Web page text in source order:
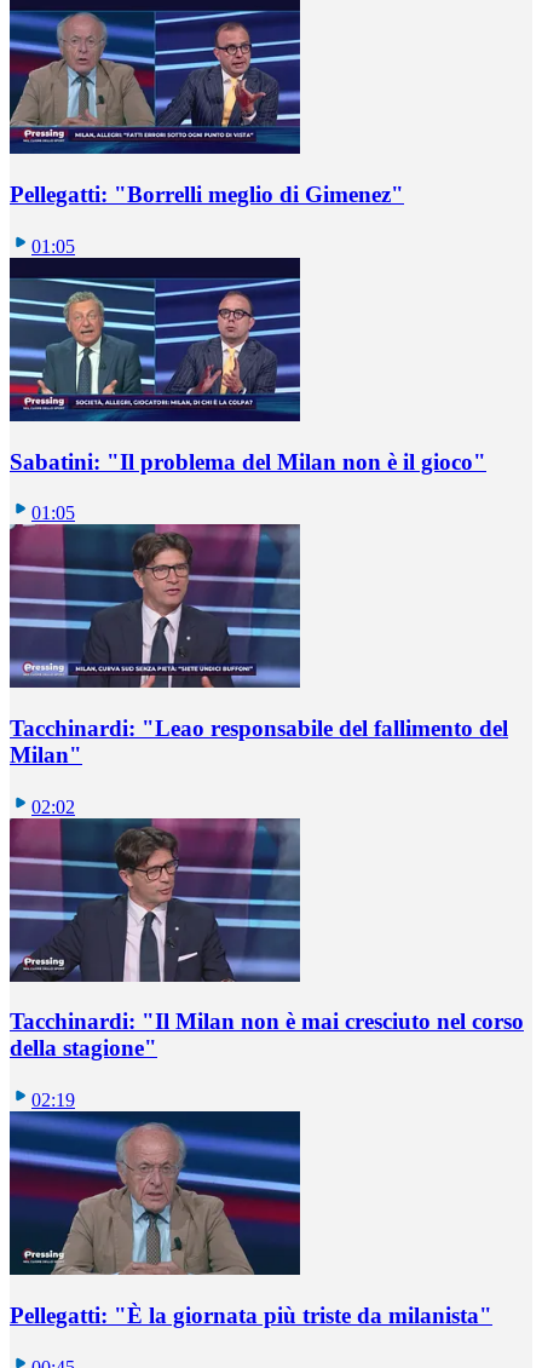
Pellegatti: "Borrelli meglio di Gimenez"
01:05
Sabatini: "Il problema del Milan non è il gioco"
01:05
Tacchinardi: "Leao responsabile del fallimento del
Milan"
02:02
Tacchinardi: "Il Milan non è mai cresciuto nel corso
della stagione"
02:19
Pellegatti: "È la giornata più triste da milanista"